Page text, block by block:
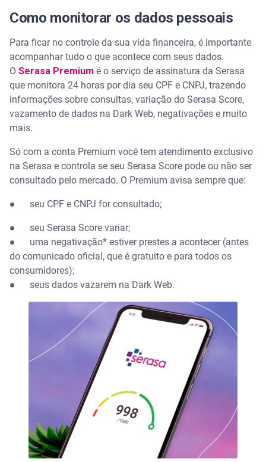
Como monitorar os dados pessoais
Para ficar no controle da sua vida financeira, é importante
acompanhar tudo o que acontece com seus dados.
O Serasa Premium é o serviço de assinatura da Serasa
que monitora 24 horas por dia seu CPF e CNPJ, trazendo
informações sobre consultas, variação do Serasa Score,
vazamento de dados na Dark Web, negativações e muito
mais.
Só com a conta Premium você tem atendimento exclusivo
na Serasa e controla se seu Serasa Score pode ou não ser
consultado pelo mercado. O Premium avisa sempre que:
● seu CPF e CNPJ for consultado;
● seu Serasa Score variar;
● uma negativação* estiver prestes a acontecer (antes
do comunicado oficial, que é gratuito e para todos os
consumidores);
● seus dados vazarem na Dark Web.